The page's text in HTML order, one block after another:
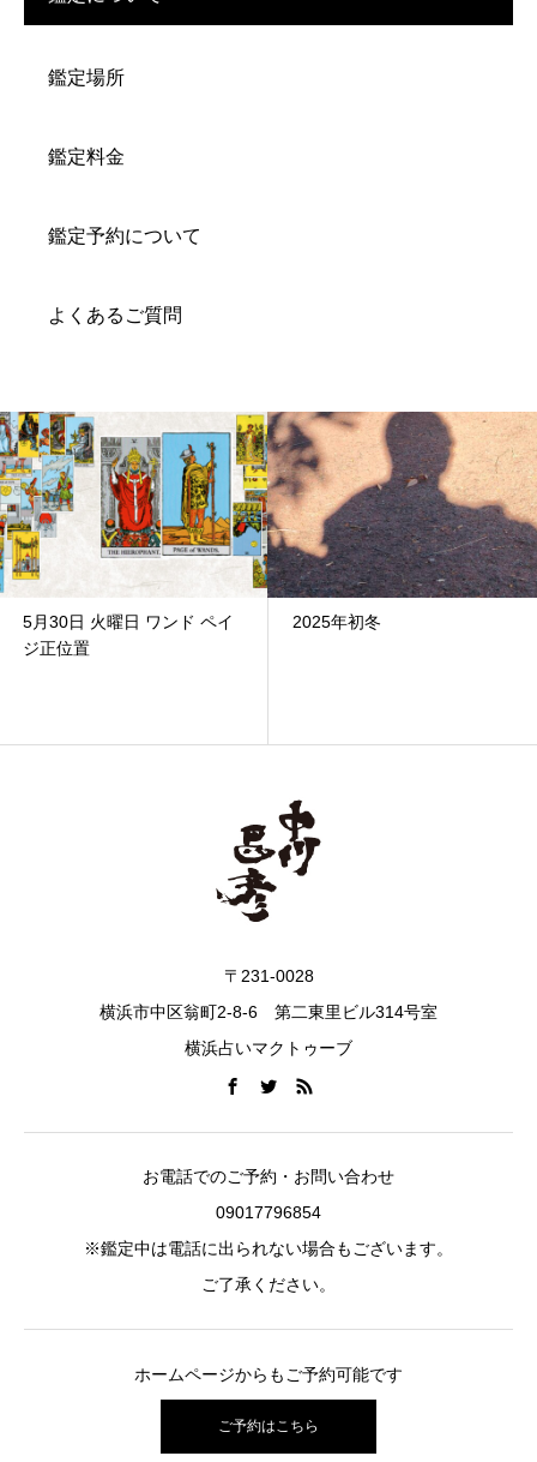
鑑定場所
鑑定料金
鑑定予約について
よくあるご質問
5月30日 火曜日 ワンド ペイ
ジ正位置
2025年初冬
〒231-0028
横浜市中区翁町2-8-6 第二東里ビル314号室
横浜占いマクトゥーブ
お電話でのご予約・お問い合わせ
09017796854
※鑑定中は電話に出られない場合もございます。
ご了承ください。
ホームページからもご予約可能です
ご予約はこちら